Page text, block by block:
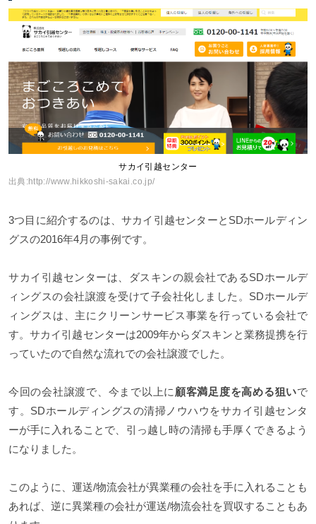
サカイ引越センター
出典:http://www.hikkoshi-sakai.co.jp/
3つ目に紹介するのは、サカイ引越センターとSDホールディン
グスの2016年4月の事例です。
サカイ引越センターは、ダスキンの親会社であるSDホールデ
ィングスの会社譲渡を受けて子会社化しました。SDホールデ
ィングスは、主にクリーンサービス事業を行っている会社で
す。サカイ引越センターは2009年からダスキンと業務提携を行
っていたので自然な流れでの会社譲渡でした。
今回の会社譲渡で、今まで以上に 顧客満足度を高める狙いで
す。SDホールディングスの清掃ノウハウをサカイ引越センタ
ーが手に入れることで、引っ越し時の清掃も手厚くできるよう
になりました。
このように、運送/物流会社が異業種の会社を手に入れることも
あれば、逆に異業種の会社が運送/物流会社を買収することもあ